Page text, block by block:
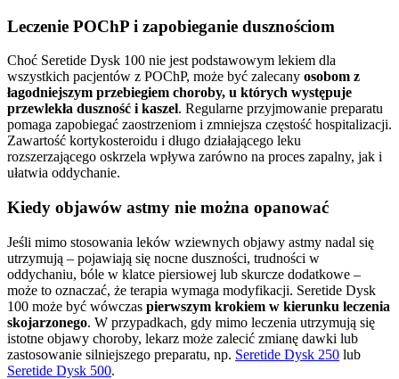
Leczenie POChP i zapobieganie dusznościom
Choć Seretide Dysk 100 nie jest podstawowym lekiem dla
wszystkich pacjentów z POChP, może być zalecany osobom z
łagodniejszym przebiegiem choroby, u których występuje
przewlekła duszność i kaszel. Regularne przyjmowanie preparatu
pomaga zapobiegać zaostrzeniom i zmniejsza częstość hospitalizacji.
Zawartość kortykosteroidu i długo działającego leku
rozszerzającego oskrzela wpływa zarówno na proces zapalny, jak i
ułatwia oddychanie.
Kiedy objawów astmy nie można opanować
Jeśli mimo stosowania leków wziewnych objawy astmy nadal się
utrzymują – pojawiają się nocne duszności, trudności w
oddychaniu, bóle w klatce piersiowej lub skurcze dodatkowe –
może to oznaczać, że terapia wymaga modyfikacji. Seretide Dysk
100 może być wówczas pierwszym krokiem w kierunku leczenia
skojarzonego. W przypadkach, gdy mimo leczenia utrzymują się
istotne objawy choroby, lekarz może zalecić zmianę dawki lub
zastosowanie silniejszego preparatu, np. Seretide Dysk 250 lub
Seretide Dysk 500.